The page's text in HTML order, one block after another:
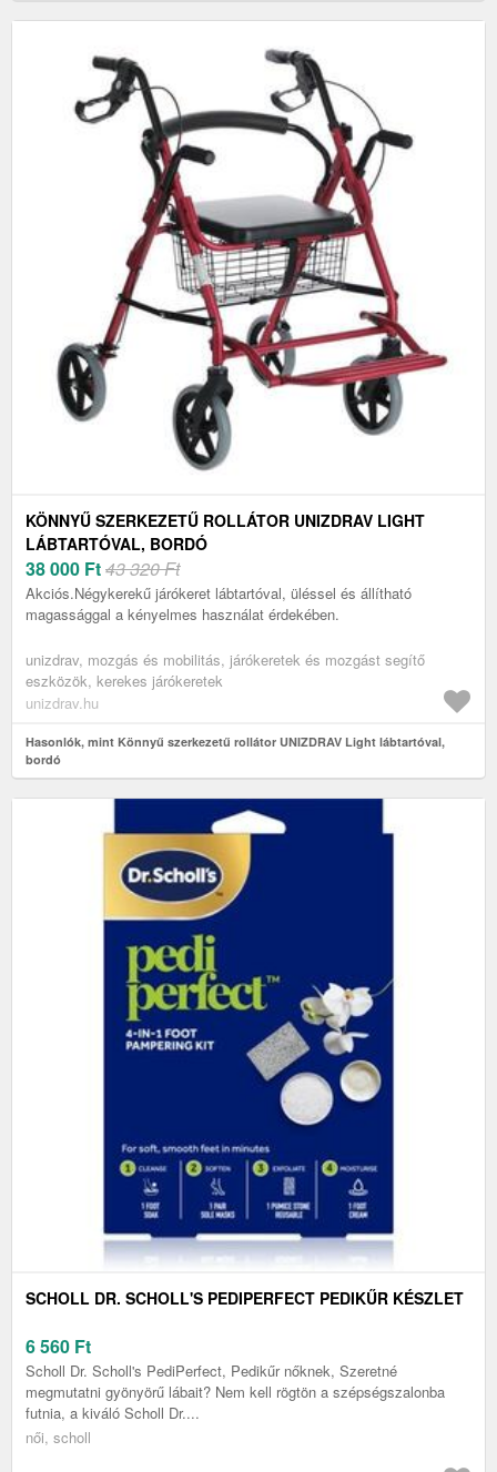
KÖNNYŰ SZERKEZETŰ ROLLÁTOR UNIZDRAV LIGHT
LÁBTARTÓVAL, BORDÓ
38 000 Ft43 320 Ft
Akciós.Négykerekű járókeret lábtartóval, üléssel és állítható
magassággal a kényelmes használat érdekében.
unizdrav, mozgás és mobilitás, járókeretek és mozgást segítő
eszközök, kerekes járókeretek
unizdrav.hu
Hasonlók, mint Könnyű szerkezetű rollátor UNIZDRAV Light lábtartóval,
bordó
SCHOLL DR. SCHOLL'S PEDIPERFECT PEDIKŰR KÉSZLET
6 560 Ft
Scholl Dr. Scholl's PediPerfect, Pedikűr nőknek, Szeretné
megmutatni gyönyörű lábait? Nem kell rögtön a szépségszalonba
futnia, a kiváló Scholl Dr....
női, scholl